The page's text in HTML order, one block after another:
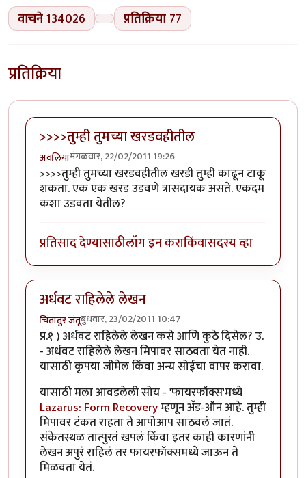
वाचने134026 प्रतिक्रिया 77
प्रतिक्रिया
>>>>तुम्ही तुमच्या खरडवहीतील
अवलियामंगळवार, 22/02/2011 19:26
>>>>तुम्ही तुमच्या खरडवहीतील खरडी तुम्ही काढून टाकू
शकता. एक एक खरड उडवणे त्रासदायक असते. एकदम
कशा उडवता येतील?
प्रतिसाद देण्यासाठीलॉग इन कराकिंवासदस्य व्हा
अर्धवट राहिलेले लेखन
चिंतातुर जंतूबुधवार, 23/02/2011 10:47
प्र.१ ) अर्धवट राहिलेले लेखन कसे आणि कुठे दिसेल? उ.
- अर्धवट राहिलेले लेखन मिपावर साठवता येत नाही.
यासाठी कृपया जीमेल किंवा अन्य सोईंचा वापर करावा.
यासाठी मला आवडलेली सोय - 'फायरफॉक्स'मध्ये
Lazarus: Form Recoveryम्हणून अ‍ॅड-ऑन आहे. तुम्ही
मिपावर टंकत राहता ते आपोआप साठवलं जातं.
संकेतस्थळ तात्पुरतं खपलं किंवा इतर काही कारणांनी
लेखन अपुरं राहिलं तर फायरफॉक्समध्ये जाऊन ते
मिळवता येतं.